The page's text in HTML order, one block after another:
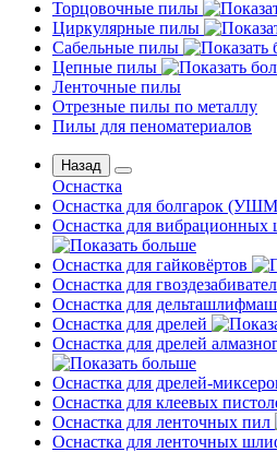
Торцовочные пилы
Циркулярные пилы
Сабельные пилы
Цепные пилы
Ленточные пилы
Отрезные пилы по металлу
Пилы для пеноматериалов
Назад
Оснастка
Оснастка для болгарок
Оснастка для
Оснастка для гайковёртов
Оснастка для
Оснастка для
Оснастка для дрелей
Оснастка для дрелей
Оснастка для дрелей-
Оснастка для клеевых
Оснастка для ленточных пил
Оснастка для ленточных